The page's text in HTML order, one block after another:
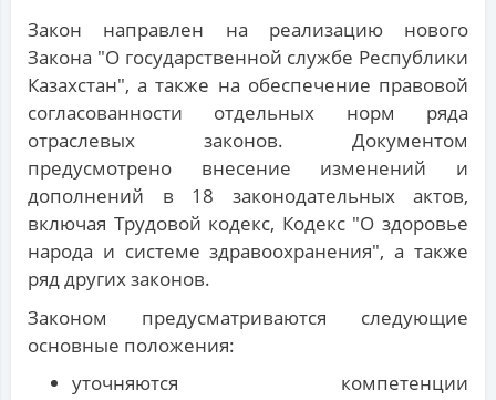
Закон направлен на реализацию нового
Закона "О государственной службе Республики
Казахстан", а также на обеспечение правовой
согласованности отдельных норм ряда
отраслевых законов. Документом
предусмотрено внесение изменений и
дополнений в 18 законодательных актов,
включая Трудовой кодекс, Кодекс "О здоровье
народа и системе здравоохранения", а также
ряд других законов.
Законом предусматриваются следующие
основные положения:
уточняются компетенции